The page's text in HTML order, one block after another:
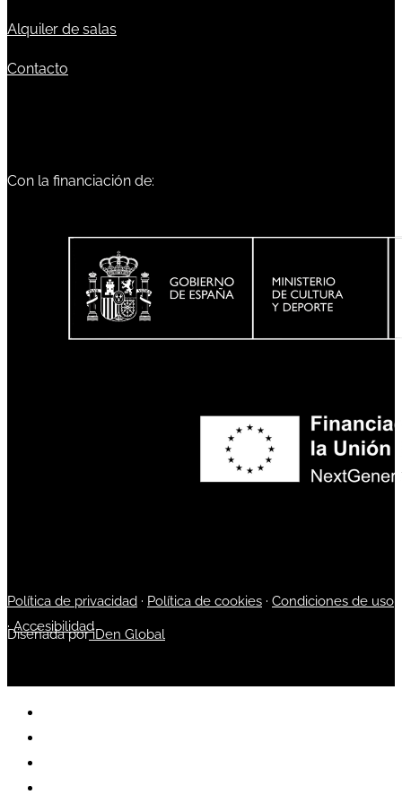
Alquiler de salas
Contacto
Con la financiación de:
Política de privacidad · Política de cookies · Condiciones de uso
·Accesibilidad
Diseñada poriDen Global